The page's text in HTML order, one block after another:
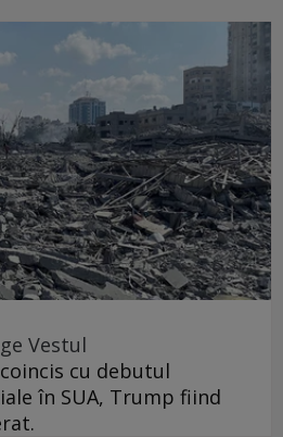
Vestul
cu debutul
în SUA, Trump fiind